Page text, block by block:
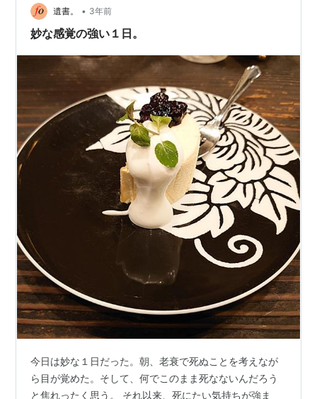
遺書。 • 3年前
妙な感覚の強い１日。
今日は妙な１日だった。朝、老衰で死ぬことを考えなが
ら目が覚めた。そして、何でこのまま死なないんだろう
と焦れったく思う。 それ以来、死にたい気持ちが強ま